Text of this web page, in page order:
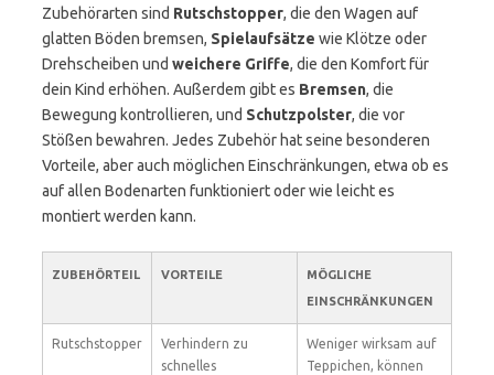
Zubehörarten sind Rutschstopper, die den Wagen auf
glatten Böden bremsen, Spielaufsätze wie Klötze oder
Drehscheiben und weichere Griffe, die den Komfort für
dein Kind erhöhen. Außerdem gibt es Bremsen, die
Bewegung kontrollieren, und Schutzpolster, die vor
Stößen bewahren. Jedes Zubehör hat seine besonderen
Vorteile, aber auch möglichen Einschränkungen, etwa ob es
auf allen Bodenarten funktioniert oder wie leicht es
montiert werden kann.
ZUBEHÖRTEIL VORTEILE
MÖGLICHE
EINSCHRÄNKUNGEN
Rutschstopper
Verhindern zu
schnelles
Weniger wirksam auf
Teppichen, können